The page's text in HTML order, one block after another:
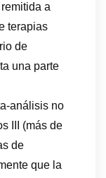
a
terapias
de
una parte
análisis no
III (más de
de
que la